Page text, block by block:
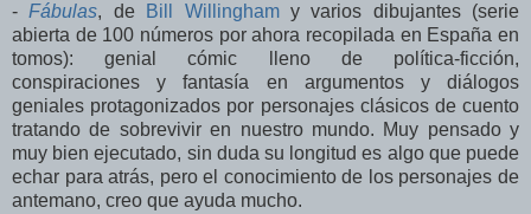
-Fábulas, de Bill Willinghamy varios dibujantes (serie
abierta de 100 números por ahora recopilada en España en
tomos): genial cómic lleno de política-ficción,
conspiraciones y fantasía en argumentos y diálogos
geniales protagonizados por personajes clásicos de cuento
tratando de sobrevivir en nuestro mundo. Muy pensado y
muy bien ejecutado, sin duda su longitud es algo que puede
echar para atrás, pero el conocimiento de los personajes de
antemano, creo que ayuda mucho.